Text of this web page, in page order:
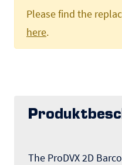
Please find the
here.
The ProDVX 2D